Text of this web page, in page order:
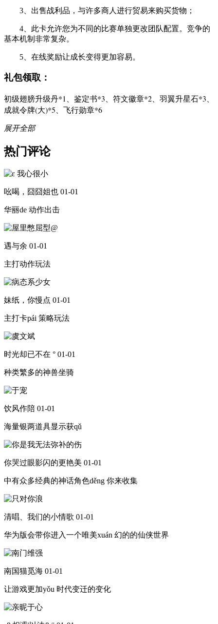
3、出售战利品，与许多商人进行贸易来购买货物；
4、此卡允许您为不同的比赛单独更改团队配置。竞争的
基本机制非常复杂。
5、在线奖励让成长变得更加容易。
礼包领取：
初级翅膀升级丹*1、鉴定书*3、符文徽章*2、羽翼升星石*3、
成就令牌(大)*5、飞行勋章*6
展开全部
热门评论
吆喝，囧囧姐也 01-01
华丽de 动作出击
遇与余 01-01
主打动作玩法
妹纸，你慢点 01-01
主打卡pái 策略玩法
时光却已不在 ° 01-01
种类繁多的神兽坐骑
饮风作陪 01-01
海量银两道具显示获qǔ
你哭过眼影闪的更艳美 01-01
中有众多经典的神话角色děng 你来收集
清唱、我们的小情歌 01-01
华为版会带你进入一个唯美xuán 幻的的仙侠世界
南国猫觅海 01-01
让游戏更加yǒu 时代变迁的变化